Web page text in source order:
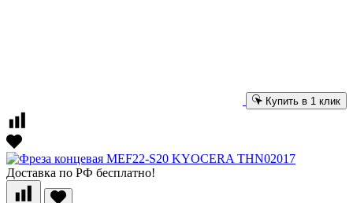
Купить в 1 клик
Доставка по РФ бесплатно!